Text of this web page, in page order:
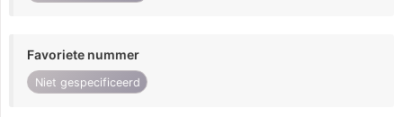
Favoriete nummer
Niet gespecificeerd